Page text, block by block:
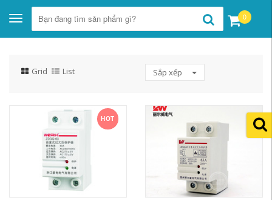
Toggle
navigation
0
Grid List Sắp xếp
HOT